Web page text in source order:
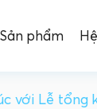
Sản phẩm
với Lễ tổng